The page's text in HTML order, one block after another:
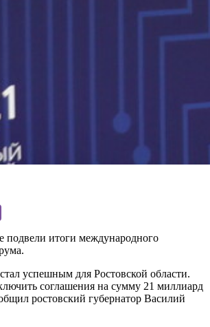
подвели итоги международного
успешным для Ростовской области.
соглашения на сумму 21 миллиард
ростовский губернатор Василий